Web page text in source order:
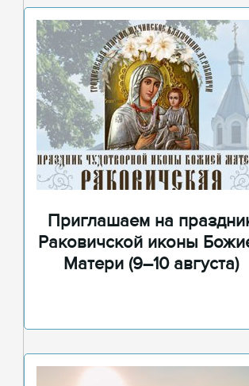
Приглашаем на
Раковичской иконы
Матери (9–10 августа)